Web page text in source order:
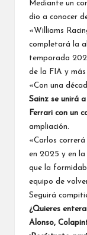
Mediante un
dio a conocer
«Williams
completará la
temporada
de la FIA y más
«Con una
Sainz se unirá
Ferrari con un
ampliación.
«Carlos
en 2025 y en la
que la
equipo de
Seguirá
¿Quieres
Alonso,